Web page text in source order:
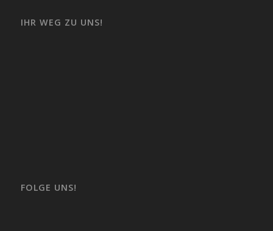
IHR WEG ZU UNS!
FOLGE UNS!